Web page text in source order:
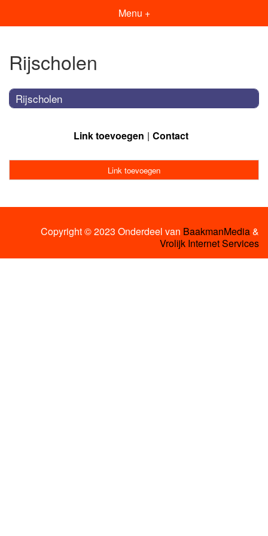
Menu +
Rijscholen
Rijscholen
Link toevoegen Contact
Link toevoegen
Copyright © 2023 Onderdeel van BaakmanMedia&
Vrolijk Internet Services